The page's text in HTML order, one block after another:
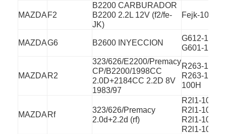
MAZDA F2
B2200 CARBURADOR
B2200 2.2L 12V (f2/fe-
JK)
Fejk-10-
MAZDAG6 B2600 INYECCION
G612-10-
G601-10-
MAZDA R2
323/626/E2200/Premacy
CP/B2200/1998CC
2.0D+2184CC 2.2D 8V
1983/97
R263-10-
R263-10-
100H
MAZDA Rf
323/626/Premacy
2.0d+2.2d (rf)
R2l1-10-
R2l1-10-
R2l1-10-
R2l1-10-